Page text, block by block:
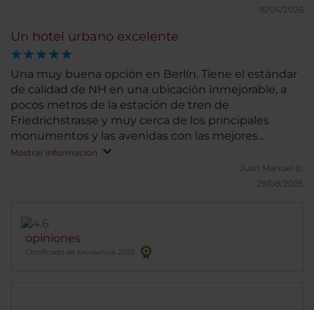
16/04/2026
Un hotel urbano excelente
Una muy buena opción en Berlín. Tiene el estándar
de calidad de NH en una ubicación inmejorable, a
pocos metros de la estación de tren de
Friedrichstrasse y muy cerca de los principales
monumentos y las avenidas con las mejores
tiendas.
Mostrar información
Juan Manuel B.
29/08/2025
opiniones
Certificado de Excelencia 2025